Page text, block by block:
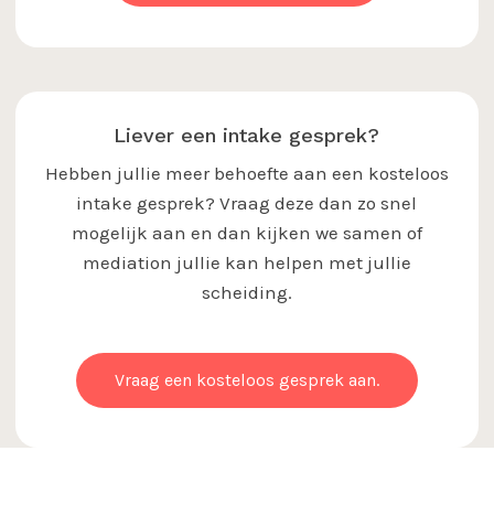
Liever een intake gesprek?
Hebben jullie meer behoefte aan een kosteloos
intake gesprek? Vraag deze dan zo snel
mogelijk aan en dan kijken we samen of
mediation jullie kan helpen met jullie
scheiding.
Vraag een kosteloos gesprek aan.